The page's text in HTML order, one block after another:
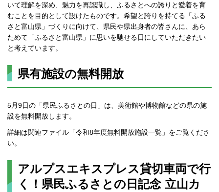
いて理解を深め、魅力を再認識し、ふるさとへの誇りと愛着を育
むことを目的として設けたものです。希望と誇りを持てる「ふる
さと富山県」づくりに向けて、県民や県出身者の皆さんに、あら
ためて「ふるさと富山県」に思いを馳せる日にしていただきたい
と考えています。
県有施設の無料開放
5月9日の「県民ふるさとの日」は、美術館や博物館などの県の施
設を無料開放します。
詳細は関連ファイル「令和8年度無料開放施設一覧」をご覧くださ
い。
アルプスエキスプレス貸切車両で行
く！県民ふるさとの日記念 立山カ